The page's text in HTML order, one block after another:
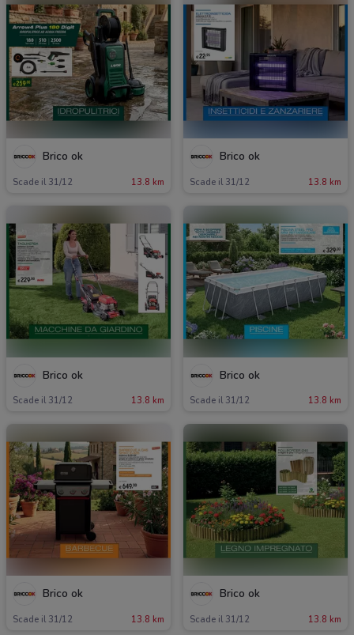
Brico ok
Scade il 31/12 13.8 km
Brico ok
Scade il 31/12 13.8 km
Brico ok
Scade il 31/12 13.8 km
Brico ok
Scade il 31/12 13.8 km
Brico ok
Scade il 31/12 13.8 km
Brico ok
Scade il 31/12 13.8 km